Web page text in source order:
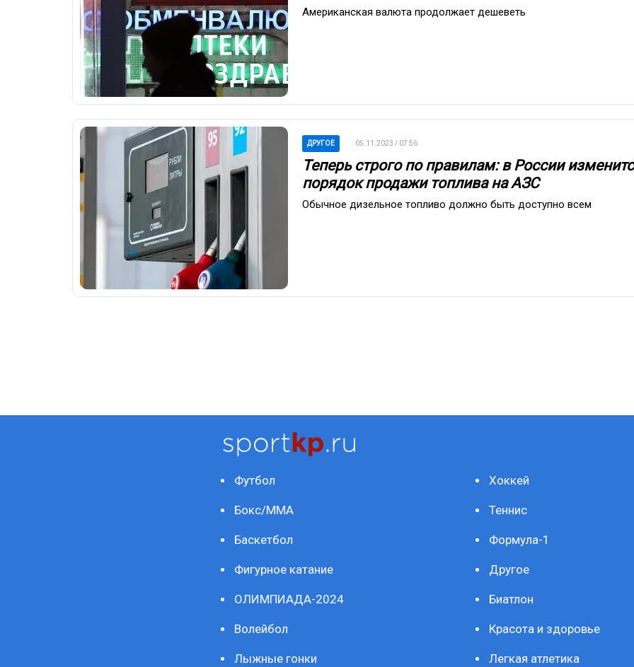
Американская валюта продолжает дешеветь
ДРУГОЕ 05.11.2023 / 07:56
Теперь строго по правилам: в России
порядок продажи топлива на АЗС
Обычное дизельное топливо должно быть доступно всем
Футбол Хоккей
Бокс/ММА Теннис
Баскетбол Формула-1
Фигурное катание Другое
ОЛИМПИАДА-2024 Биатлон
Волейбол Красота и здоровье
Лыжные гонки Легкая атлетика